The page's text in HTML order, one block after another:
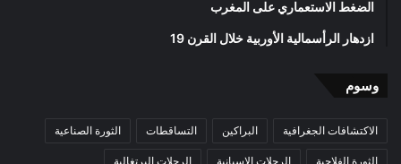
الضغط الاستعماري على المغرب
ازدهار الرأسمالية الأوربية خلال القرن 19
وسوم
الاكتشافات الجغرافية البراكين التساقطات الثورة الصناعية
الثورة الفلاحية الرحلات الإسبانية الرحلات البرتغالية